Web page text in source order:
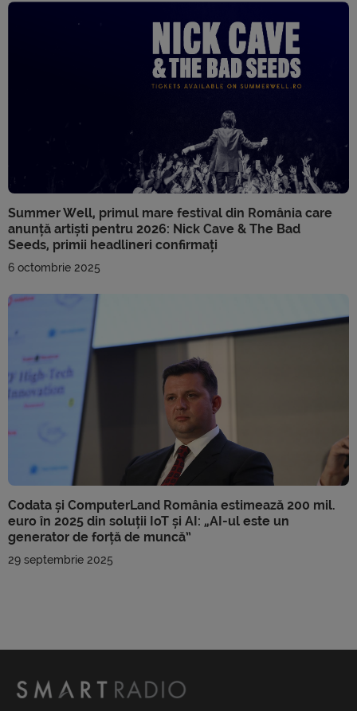
Summer Well, primul mare festival din România care
anunță artiști pentru 2026: Nick Cave & The Bad
Seeds, primii headlineri confirmați
6 octombrie 2025
Codata și ComputerLand România estimează 200 mil.
euro în 2025 din soluții IoT și AI: „AI-ul este un
generator de forță de muncă”
29 septembrie 2025